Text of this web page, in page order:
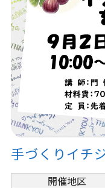
手づくりイチ
開催地区